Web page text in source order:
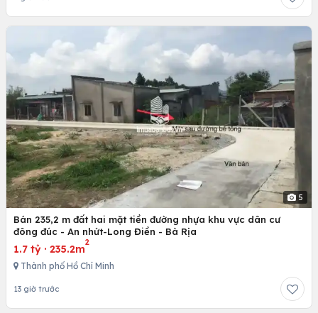
5
Bán 235,2 m đất hai mặt tiền đường nhựa khu vực dân cư
đông đúc - An nhứt-Long Điền - Bà Rịa
1.7 tỷ · 235.2m
2
Thành phố Hồ Chí Minh
13 giờ trước